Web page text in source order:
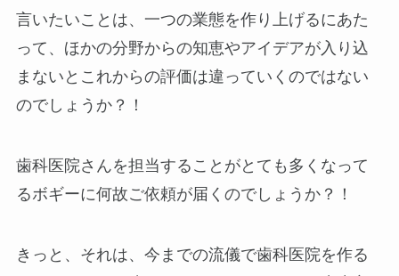
言いたいことは、一つの業態を作り上げるにあた
って、ほかの分野からの知恵やアイデアが入り込
まないとこれからの評価は違っていくのではない
のでしょうか？！
歯科医院さんを担当することがとても多くなって
るボギーに何故ご依頼が届くのでしょうか？！
きっと、それは、今までの流儀で歯科医院を作る